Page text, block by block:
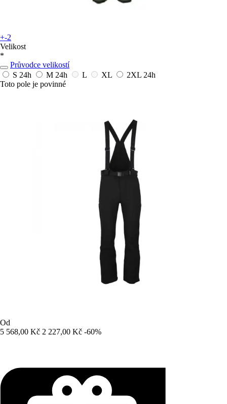
+-2
Velikost
*
Průvodce velikostí
S 24h M 24h L XL 2XL 24h
Toto pole je povinné
Od
5 568,00 Kč 2 227,00 Kč -60%